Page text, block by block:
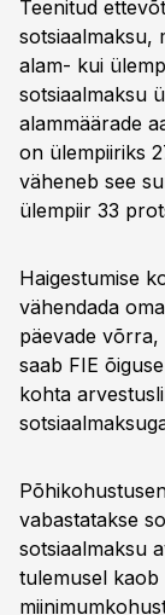
Teenitud
sotsiaalmaksu,
alam- kui
sotsiaalmaksu
alammäärade
on ülempiiriks
väheneb see
ülempiir 33
Haigestumise
vähendada
päevade võrra,
saab FIE
kohta
vabastatakse
sotsiaalmaksu
tulemusel kaob